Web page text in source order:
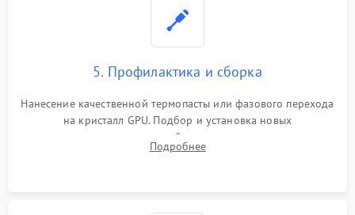
5. Профилактика и сборка
Нанесение качественной термопасты или фазового перехода
на кристалл GPU. Подбор и установка новых
термопрокладок правильной толщины на память и цепи
питания. Монтаж радиатора и бэкплейта, подключение и
Подробнее